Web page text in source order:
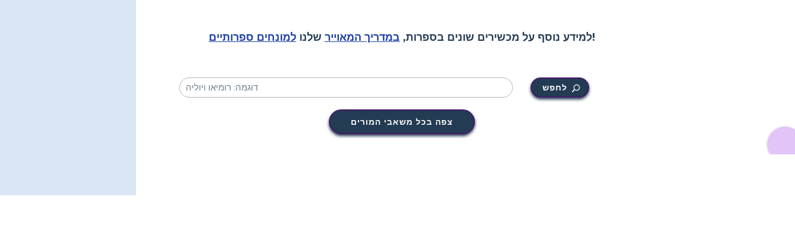
למידע נוסף על מכשירים שונים בספרות, במדריך המאוייר שלנולמונחים ספרותיים !
לחפש
צפה בכל משאבי המורים